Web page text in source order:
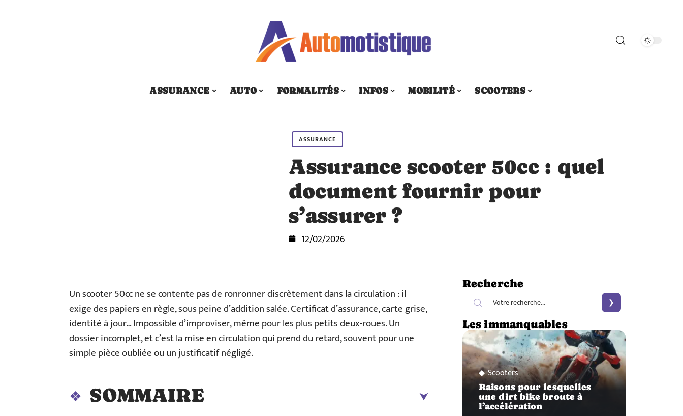
ASSURANCE AUTO FORMALITÉS INFOS MOBILITÉ SCOOTERS
ASSURANCE
Assurance scooter 50cc : quel
document fournir pour
s’assurer ?
12/02/2026
Un scooter 50cc ne se contente pas de ronronner discrètement dans la circulation : il
exige des papiers en règle, sous peine d’addition salée. Certificat d’assurance, carte grise,
identité à jour… Impossible d’improviser, même pour les plus petits deux-roues. Un
dossier incomplet, et c’est la mise en circulation qui prend du retard, souvent pour une
simple pièce oubliée ou un justificatif négligé.
SOMMAIRE
Recherche
Les immanquables
Scooters
Raisons pour lesquelles
une dirt bike broute à
l’accélération